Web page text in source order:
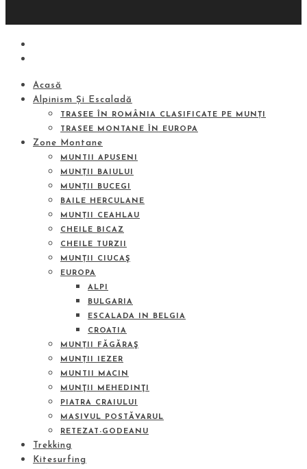
Acasă
Alpinism Și Escaladă
TRASEE ÎN ROMÂNIA CLASIFICATE PE MUNȚI
TRASEE MONTANE ÎN EUROPA
Zone Montane
MUNTII APUSENI
MUNȚII BAIULUI
MUNȚII BUCEGI
BAILE HERCULANE
MUNȚII CEAHLAU
CHEILE BICAZ
CHEILE TURZII
MUNȚII CIUCAŞ
EUROPA
ALPI
BULGARIA
ESCALADA IN BELGIA
CROATIA
MUNȚII FĂGĂRAŞ
MUNȚII IEZER
MUNTII MACIN
MUNŢII MEHEDINŢI
PIATRA CRAIULUI
MASIVUL POSTĂVARUL
RETEZAT-GODEANU
Trekking
Kitesurfing